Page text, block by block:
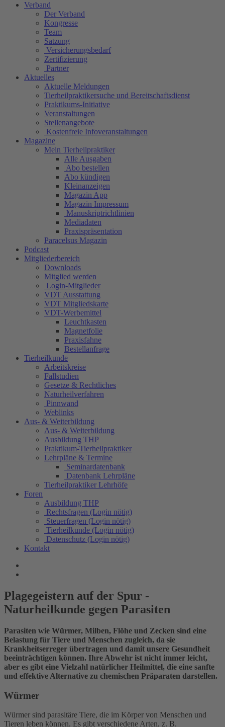
Verband
Der Verband
Kongresse
Team
Satzung
Versicherungsbedarf
Zertifizierung
Partner
Aktuelles
Aktuelle Meldungen
Tierheilpraktikersuche und Bereitschaftsdienst
Praktikums-Initiative
Veranstaltungen
Stellenangebote
Kostenfreie Infoveranstaltungen
Magazine
Mein Tierheilpraktiker
Alle Ausgaben
Abo bestellen
Abo kündigen
Kleinanzeigen
Magazin App
Magazin Impressum
Manuskriptrichtlinien
Mediadaten
Praxispräsentation
Paracelsus Magazin
Podcast
Mitgliederbereich
Downloads
Mitglied werden
Login-Mitglieder
VDT Ausstattung
VDT Mitgliedskarte
VDT-Werbemittel
Leuchtkasten
Magnetfolie
Praxisfahne
Bestellanfrage
Tierheilkunde
Arbeitskreise
Fallstudien
Gesetze & Rechtliches
Naturheilverfahren
Pinnwand
Weblinks
Aus- & Weiterbildung
Aus- & Weiterbildung
Ausbildung THP
Praktikum-Tierheilpraktiker
Lehrpläne & Termine
Seminardatenbank
Datenbank Lehrpläne
Tierheilpraktiker Lehrhöfe
Foren
Ausbildung THP
Rechtsfragen (Login nötig)
Steuerfragen (Login nötig)
Tierheilkunde (Login nötig)
Datenschutz (Login nötig)
Kontakt
Plagegeistern auf der Spur -
Naturheilkunde gegen Parasiten
Parasiten wie Würmer, Milben, Flöhe und Zecken sind eine
Belastung für Tiere und Menschen zugleich, da sie
Krankheitserreger übertragen und damit unsere Gesundheit
beeinträchtigen können. Ihre Abwehr ist nicht immer leicht,
aber es gibt eine Vielzahl natürlicher Heilmittel, die eine sanfte
und effektive Alternative zu chemischen Präparaten darstellen.
Würmer
Würmer sind parasitäre Tiere, die im Körper von Menschen und
Tieren leben können. Es gibt verschiedene Arten, z. B.